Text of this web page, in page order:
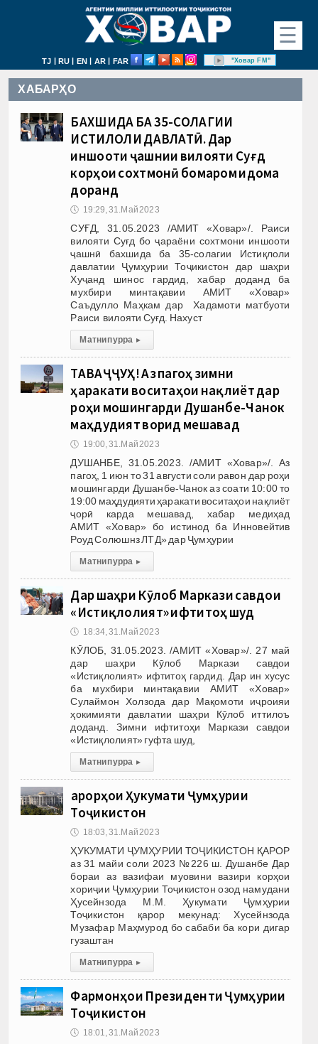
☰
TJ | RU | EN | AR | FAR "Ховар FM"
ХАБАРҲО
БАХШИДА БА 35-СОЛАГИИ
ИСТИҚЛОЛИ ДАВЛАТӢ. Дар
иншооти ҷашнии вилояти Суғд
корҳои сохтмонӣ бомаром идома
доранд
🕔 19:29, 31.Май 2023
СУҒД, 31.05.2023 /АМИТ «Ховар»/. Раиси
вилояти Суғд бо ҷараёни сохтмони иншооти
ҷашнӣ бахшида ба 35-солагии Истиқлоли
давлатии Ҷумҳурии Тоҷикистон дар шаҳри
Хуҷанд шинос гардид, хабар доданд ба
мухбири минтақавии АМИТ «Ховар»
Саъдулло Маҳкам дар Хадамоти матбуоти
Раиси вилояти Суғд. Нахуст
Матни пурра ▸
ТАВАҶҶУҲ! Аз пагоҳ зимни
ҳаракати воситаҳои нақлиёт дар
роҳи мошингарди Душанбе-Чанок
маҳдудият ворид мешавад
🕔 19:00, 31.Май 2023
ДУШАНБЕ, 31.05.2023. /АМИТ «Ховар»/. Аз
пагоҳ, 1 июн то 31 августи соли равон дар роҳи
мошингарди Душанбе-Чанок аз соати 10:00 то
19:00 маҳдудияти ҳаракати воситаҳои нақлиёт
ҷорӣ карда мешавад, хабар медиҳад
АМИТ «Ховар» бо истинод ба Инновейтив
Роуд Солюшнз ЛТД» дар Ҷумҳурии
Матни пурра ▸
Дар шаҳри Кӯлоб Маркази савдои
«Истиқлолият» ифтитоҳ шуд
🕔 18:34, 31.Май 2023
КӮЛОБ, 31.05.2023. /АМИТ «Ховар»/. 27 май
дар шаҳри Кӯлоб Маркази савдои
«Истиқлолият» ифтитоҳ гардид. Дар ин хусус
ба мухбири минтақавии АМИТ «Ховар»
Сулаймон Холзода дар Мақомоти иҷроияи
ҳокимияти давлатии шаҳри Кӯлоб иттилоъ
доданд. Зимни ифтитоҳи Маркази савдои
«Истиқлолият» гуфта шуд,
Матни пурра ▸
Қарорҳои Ҳукумати Ҷумҳурии
Тоҷикистон
🕔 18:03, 31.Май 2023
ҲУКУМАТИ ҶУМҲУРИИ ТОҶИКИСТОН ҚАРОР
аз 31 майи соли 2023 №226 ш. Душанбе Дар
бораи аз вазифаи муовини вазири корҳои
хориҷии Ҷумҳурии Тоҷикистон озод намудани
Ҳусейнзода М.М. Ҳукумати Ҷумҳурии
Тоҷикистон қарор мекунад: Хусейнзода
Музафар Маҳмурод бо сабаби ба кори дигар
гузаштан
Матни пурра ▸
Фармонҳои Президенти Ҷумҳурии
Тоҷикистон
🕔 18:01, 31.Май 2023